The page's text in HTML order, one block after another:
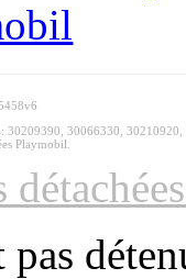
: 30209390, 30066330,
Playmobil.
pas